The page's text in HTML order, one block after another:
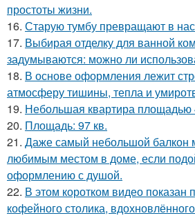
простоты жизни.
16. Старую тумбу превращают в
17. Выбирая отделку для ванной
задумываются: можно ли
18. В основе оформления лежит
атмосферу тишины, тепла и
19. Небольшая квартира площадью
20. Площадь: 97 кв.
21. Даже самый небольшой балкон
любимым местом в доме, если
оформлению с душой.
22. В этом коротком видео показан
кофейного столика,